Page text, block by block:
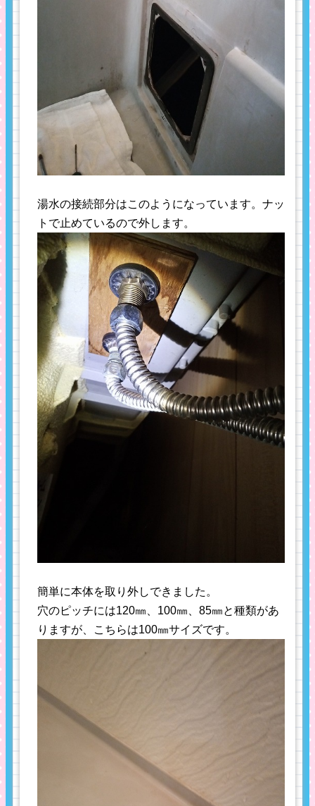
湯水の接続部分はこのようになっています。ナッ
トで止めているので外します。
簡単に本体を取り外しできました。
穴のピッチには120㎜、100㎜、85㎜と種類があ
りますが、こちらは100㎜サイズです。